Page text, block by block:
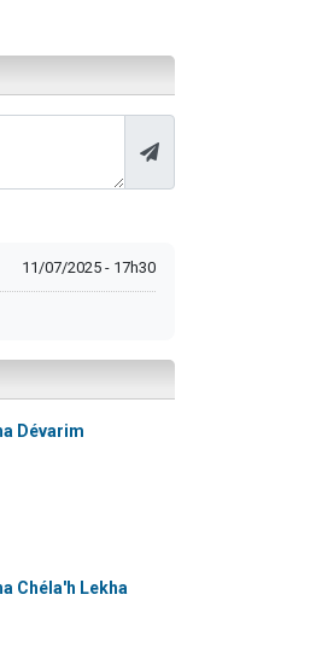
11/07/2025 - 17h30
Dévarim
Chéla'h Lekha